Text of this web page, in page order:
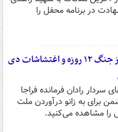
در برنامه محفل را
فیلم/ ناگفته‌هایی از جنگ ۱۲ روزه و اغتشاشات دی
رادان فرمانده فراجا
برای به زانو درآوردن ملت
را مشاهده می‌کنید.